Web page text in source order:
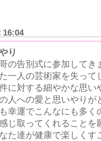
16:04
り
の告別式に参加してき
一人の芸術家を失っ
に対する細やかな思い
人への愛と思いやりが
幸運でこんなにも多
じ取ってくれることを
た達が健康で楽しく